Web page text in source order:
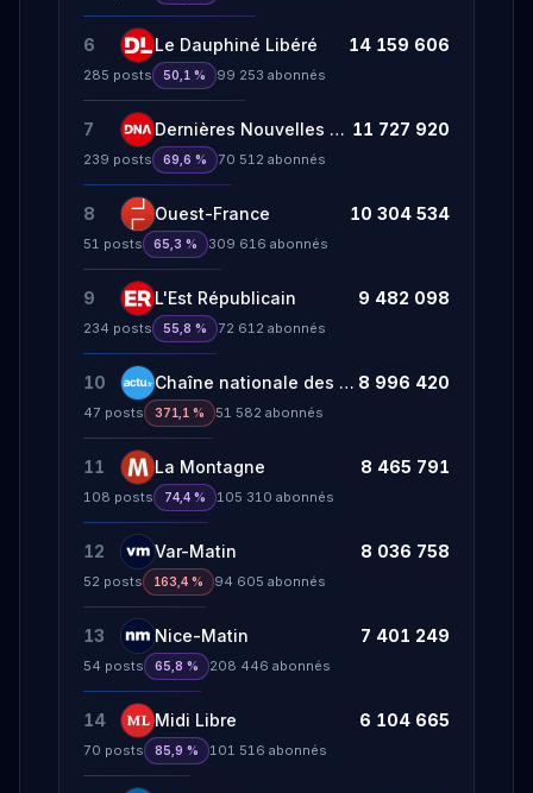
6 Le Dauphiné Libéré 14 159 606
285 posts 50,1 % 99 253 abonnés
7 Dernières Nouvelles d'Alsace 11 727 920
239 posts 69,6 % 70 512 abonnés
8 Ouest-France 10 304 534
51 posts 65,3 % 309 616 abonnés
9 L'Est Républicain 9 482 098
234 posts 55,8 % 72 612 abonnés
10 Chaîne nationale des régions 8 996 420
47 posts 371,1 % 51 582 abonnés
11 La Montagne 8 465 791
108 posts 74,4 % 105 310 abonnés
12 Var-Matin 8 036 758
52 posts 163,4 % 94 605 abonnés
13 Nice-Matin 7 401 249
54 posts 65,8 % 208 446 abonnés
14 Midi Libre 6 104 665
70 posts 85,9 % 101 516 abonnés